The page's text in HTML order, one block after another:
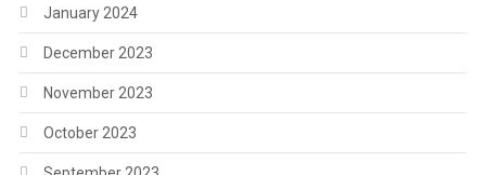
January 2024
December 2023
November 2023
October 2023